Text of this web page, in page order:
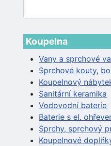
Koupelna
Vany a sprchové
Sprchové kouty,
Koupelnový
Sanitární keramika
Vodovodní baterie
Baterie s el.
Sprchy, sprchový
Koupelnové